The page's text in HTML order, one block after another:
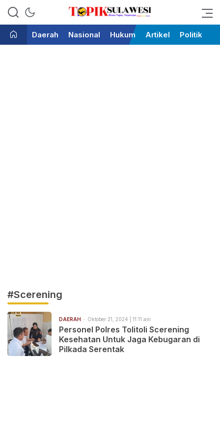
Topik Sulawesi
Bicara Tegas Terpercaya
Daerah
Nasional Hukum Artikel Politik
#Scerening
DAERAH Oktober 21, 2024 | 11:11 am
Personel Polres Tolitoli Scerening
Kesehatan Untuk Jaga Kebugaran di
Pilkada Serentak